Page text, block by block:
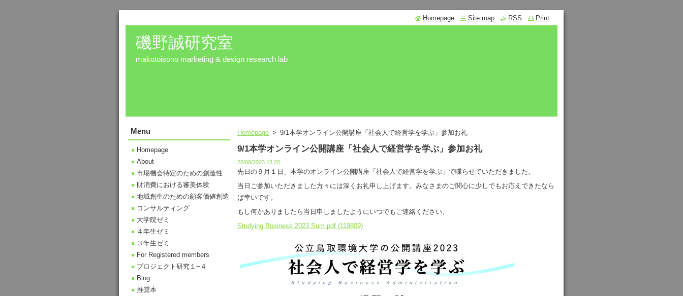
磯野誠研究室
makotoisono marketing & design research lab
Homepage > 9/1本学オンライン公開講座「社会人で経営学を学ぶ」参加お礼
9/1本学オンライン公開講座「社会人で経営学を学ぶ」参加お礼
28/08/2023 13:20
先日の９月１日、本学のオンライン公開講座「社会人で経営学を学ぶ」で喋らせていただきました。
当日ご参加いただきました方々には深くお礼申し上げます。みなさまのご関心に少しでもお応えできたなら
ば幸いです。
もし何かありましたら当日申しましたようにいつでもご連絡ください。
Studying Business 2023 Sum.pdf (119809)
Menu
Homepage
About
市場機会特定のための創造性
財消費における審美体験
地域創生のための顧客価値創造
コンサルティング
大学院ゼミ
４年生ゼミ
３年生ゼミ
For Registered members
プロジェクト研究１−４
Blog
推奨本
Homepage Site map RSS Print